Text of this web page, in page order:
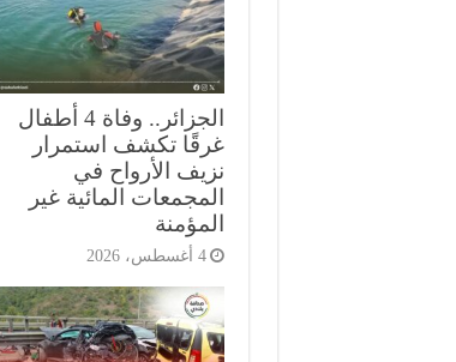
الجزائر.. وفاة 4 أطفال
غرقًا تكشف استمرار
نزيف الأرواح في
المجمعات المائية غير
المؤمنة
4 أغسطس، 2026